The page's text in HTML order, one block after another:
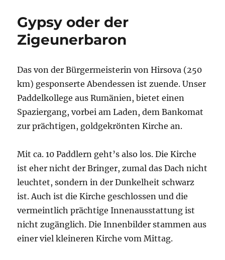
Gypsy oder der
Zigeunerbaron
Das von der Bürgermeisterin von Hirsova (250
km) gesponserte Abendessen ist zuende. Unser
Paddelkollege aus Rumänien, bietet einen
Spaziergang, vorbei am Laden, dem Bankomat
zur prächtigen, goldgekrönten Kirche an.
Mit ca. 10 Paddlern geht’s also los. Die Kirche
ist eher nicht der Bringer, zumal das Dach nicht
leuchtet, sondern in der Dunkelheit schwarz
ist. Auch ist die Kirche geschlossen und die
vermeintlich prächtige Innenausstattung ist
nicht zugänglich. Die Innenbilder stammen aus
einer viel kleineren Kirche vom Mittag.